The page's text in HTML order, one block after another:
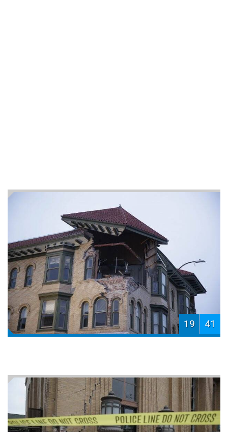
19 41